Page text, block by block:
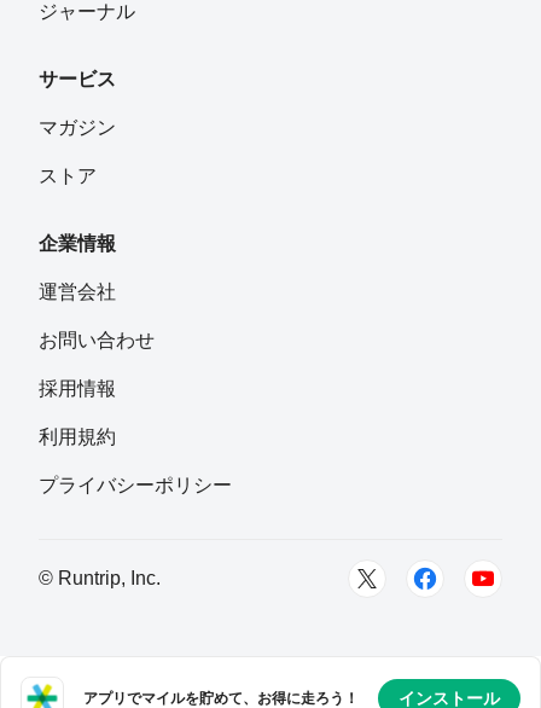
ジャーナル
サービス
マガジン
ストア
企業情報
運営会社
お問い合わせ
採用情報
利用規約
プライバシーポリシー
© Runtrip, Inc.
アプリでマイルを貯めて、お得に走ろう！ インストール